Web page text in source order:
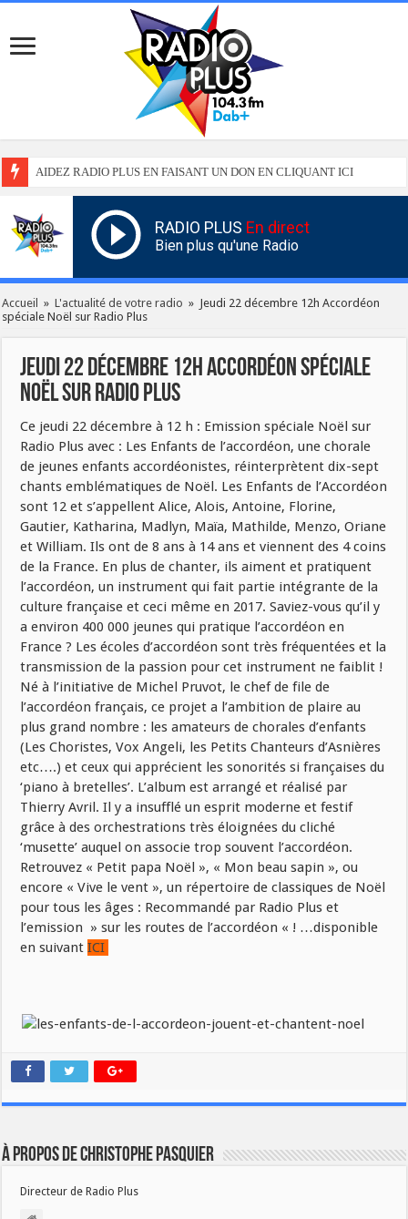
AIDEZ RADIO PLUS EN FAISANT UN DON EN CLIQUANT ICI
RADIO PLUS En direct
Bien plus qu'une Radio
Accueil » L'actualité de votre radio » Jeudi 22 décembre 12h Accordéon
spéciale Noël sur Radio Plus
Jeudi 22 décembre 12h Accordéon spéciale
Noël sur Radio Plus
Ce jeudi 22 décembre à 12 h : Emission spéciale Noël sur
Radio Plus avec : Les Enfants de l’accordéon, une chorale
de jeunes enfants accordéonistes, réinterprètent dix-sept
chants emblématiques de Noël. Les Enfants de l’Accordéon
sont 12 et s’appellent Alice, Alois, Antoine, Florine,
Gautier, Katharina, Madlyn, Maïa, Mathilde, Menzo, Oriane
et William. Ils ont de 8 ans à 14 ans et viennent des 4 coins
de la France. En plus de chanter, ils aiment et pratiquent
l’accordéon, un instrument qui fait partie intégrante de la
culture française et ceci même en 2017. Saviez-vous qu’il y
a environ 400 000 jeunes qui pratique l’accordéon en
France ? Les écoles d’accordéon sont très fréquentées et la
transmission de la passion pour cet instrument ne faiblit !
Né à l’initiative de Michel Pruvot, le chef de file de
l’accordéon français, ce projet a l’ambition de plaire au
plus grand nombre : les amateurs de chorales d’enfants
(Les Choristes, Vox Angeli, les Petits Chanteurs d’Asnières
etc….) et ceux qui apprécient les sonorités si françaises du
‘piano à bretelles’. L’album est arrangé et réalisé par
Thierry Avril. Il y a insufflé un esprit moderne et festif
grâce à des orchestrations très éloignées du cliché
‘musette’ auquel on associe trop souvent l’accordéon.
Retrouvez « Petit papa Noël », « Mon beau sapin », ou
encore « Vive le vent », un répertoire de classiques de Noël
pour tous les âges : Recommandé par Radio Plus et
l’emission » sur les routes de l’accordéon « ! …disponible
en suivantICI
À propos de Christophe PASQUIER
Directeur de Radio Plus